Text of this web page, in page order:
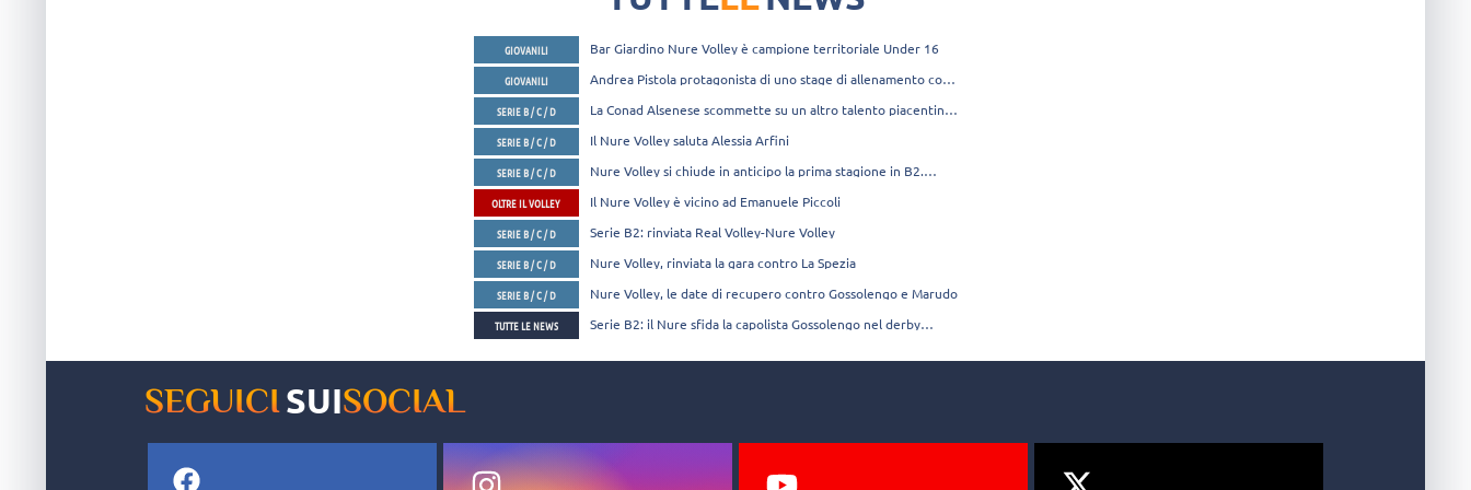
dall’esperienza in B2 al Nure Volley
GIOVANILI Bar Giardino Nure Volley è campione territoriale Under 16
GIOVANILI Andrea Pistola protagonista di uno stage di allenamento con
SERIE B / C / D La Conad Alsenese scommette su un altro talento piacentino:
SERIE B / C / D Il Nure Volley saluta Alessia Arfini
SERIE B / C / D Nure Volley si chiude in anticipo la prima stagione in B2.
OLTRE IL VOLLEY Il Nure Volley è vicino ad Emanuele Piccoli
SERIE B / C / D Serie B2: rinviata Real Volley-Nure Volley
SERIE B / C / D Nure Volley, rinviata la gara contro La Spezia
SERIE B / C / D Nure Volley, le date di recupero contro Gossolengo e Marudo
TUTTE LE NEWS Serie B2: il Nure sfida la capolista Gossolengo nel derby
SEGUICISUISOCIAL